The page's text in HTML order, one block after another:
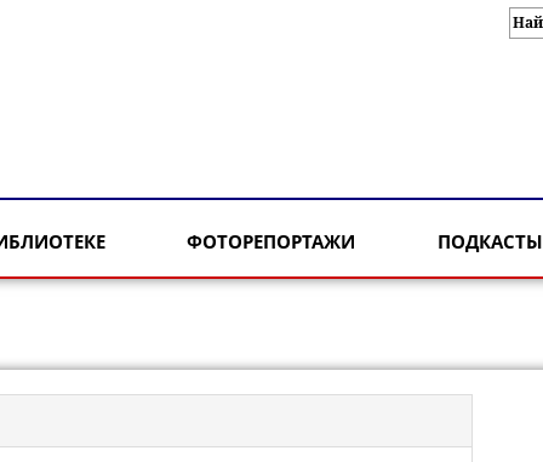
ФОТОРЕПОРТАЖИ ПОДКАСТЫ